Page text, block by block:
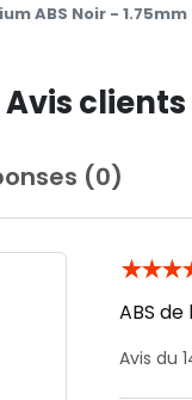
ABS Noir - 1.75mm
Avis clients
(0)
★★★
ABS
Avis du